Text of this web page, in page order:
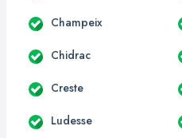
Champeix
Chidrac
Creste
Ludesse